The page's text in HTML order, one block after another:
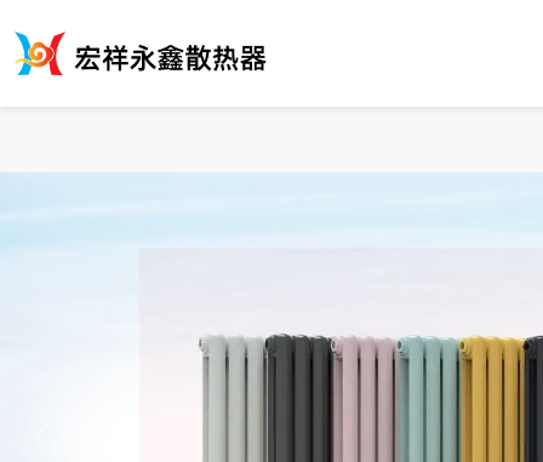
产5区-美女漏逼视频-www.青青操-三级av网-国产成人午夜高潮毛片-
国产在线-成人涩涩网站-火辣福利视频导航-美女直播露胸-人妻少妇精